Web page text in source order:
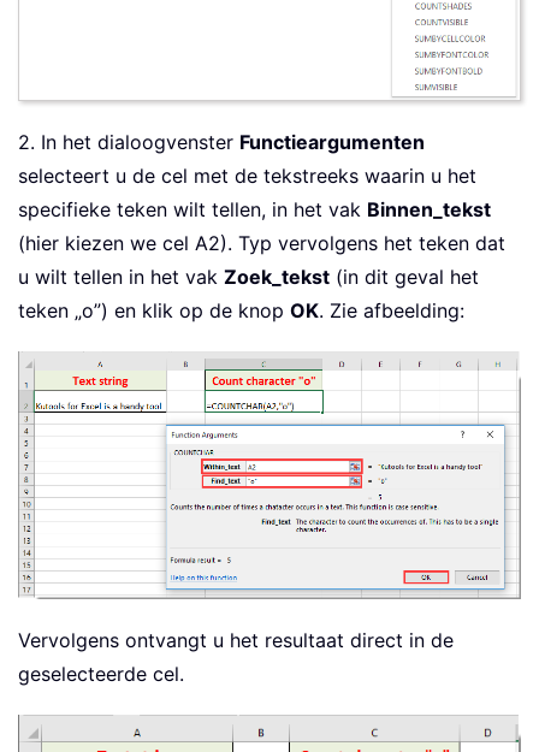
2. In het dialoogvenster Functieargumenten
selecteert u de cel met de tekstreeks waarin u het
specifieke teken wilt tellen, in het vak Binnen_tekst
(hier kiezen we cel A2). Typ vervolgens het teken dat
u wilt tellen in het vak Zoek_tekst (in dit geval het
teken „o”) en klik op de knop OK. Zie afbeelding:
Vervolgens ontvangt u het resultaat direct in de
geselecteerde cel.